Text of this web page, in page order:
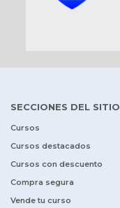
SECCIONES DEL SITIO
Cursos
Cursos destacados
Cursos con descuento
Compra segura
Vende tu curso